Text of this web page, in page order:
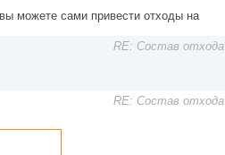
можете сами привести отходы на
RE: Состав отхода
RE: Состав отхода